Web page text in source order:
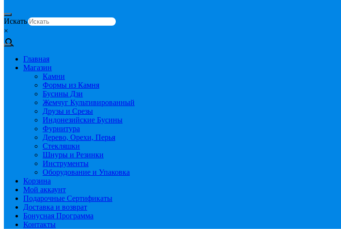
Искать
×
Главная
Магазин
Камни
Формы из Камня
Бусины Дзи
Жемчуг Культивированный
Друзы и Срезы
Индонезийские Бусины
Фурнитура
Дерево, Орехи, Перья
Стекляшки
Шнуры и Резинки
Инструменты
Оборудование и Упаковка
Корзина
Мой аккаунт
Подарочные Сертификаты
Доставка и возврат
Бонусная Программа
Контакты